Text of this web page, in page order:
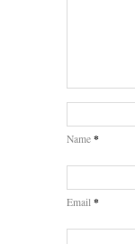
Name *
Email *